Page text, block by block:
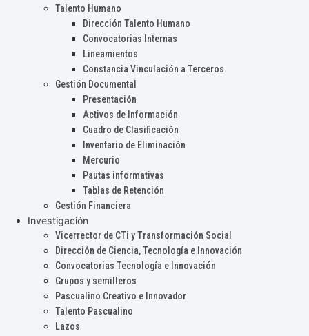
Talento Humano
Dirección Talento Humano
Convocatorias Internas
Lineamientos
Constancia Vinculación a Terceros
Gestión Documental
Presentación
Activos de Información
Cuadro de Clasificación
Inventario de Eliminación
Mercurio
Pautas informativas
Tablas de Retención
Gestión Financiera
Investigación
Vicerrector de CTi y Transformación Social
Dirección de Ciencia, Tecnología e Innovación
Convocatorias Tecnología e Innovación
Grupos y semilleros
Pascualino Creativo e Innovador
Talento Pascualino
Lazos